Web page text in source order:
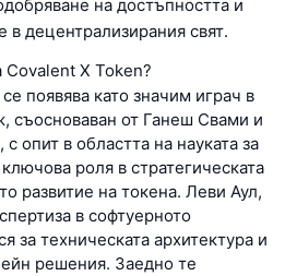
на достъпността и
в децентрализирания свят.
Covalent X Token?
появява като значим играч в
съосноваван от Ганеш Свами и
опит в областта на науката за
роля в стратегическата
развитие на токена. Леви Аул,
в софтуерното
за техническата архитектура и
решения. Заедно те